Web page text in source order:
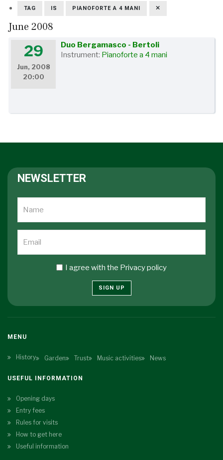
TAG IS PIANOFORTE A 4 MANI
June 2008
29
Jun, 2008
20:00
Duo Bergamasco - Bertoli
Instrument: Pianoforte a 4 mani
NEWSLETTER
I agree with the Privacy policy
SIGN UP
MENU
History Garden Trust Music activities News
USEFUL INFORMATION
Opening days
Entry fees
Rules for visits
How to get here
Useful information